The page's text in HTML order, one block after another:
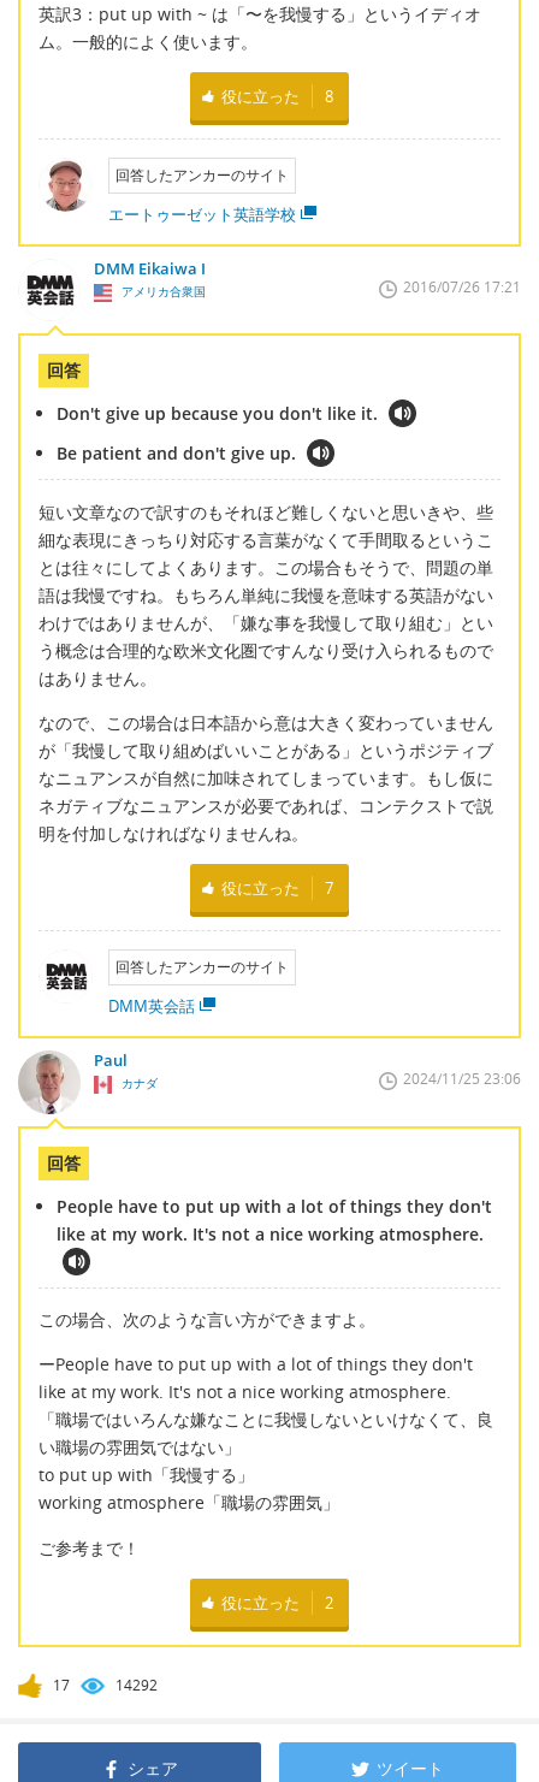
英訳3：put up with ~ は「〜を我慢する」というイディオ
ム。一般的によく使います。
役に立った 8
回答したアンカーのサイト
エートゥーゼット英語学校
DMM Eikaiwa I
アメリカ合衆国 2016/07/26 17:21
回答
Don't give up because you don't like it.
Be patient and don't give up.
短い文章なので訳すのもそれほど難しくないと思いきや、些
細な表現にきっちり対応する言葉がなくて手間取るというこ
とは往々にしてよくあります。この場合もそうで、問題の単
語は我慢ですね。もちろん単純に我慢を意味する英語がない
わけではありませんが、「嫌な事を我慢して取り組む」とい
う概念は合理的な欧米文化圏ですんなり受け入られるもので
はありません。
なので、この場合は日本語から意は大きく変わっていません
が「我慢して取り組めばいいことがある」というポジティブ
なニュアンスが自然に加味されてしまっています。もし仮に
ネガティブなニュアンスが必要であれば、コンテクストで説
明を付加しなければなりませんね。
役に立った 7
回答したアンカーのサイト
DMM英会話
Paul
カナダ 2024/11/25 23:06
回答
People have to put up with a lot of things they don't
like at my work. It's not a nice working atmosphere.
この場合、次のような言い方ができますよ。
ーPeople have to put up with a lot of things they don't
like at my work. It's not a nice working atmosphere.
「職場ではいろんな嫌なことに我慢しないといけなくて、良
い職場の雰囲気ではない」
to put up with「我慢する」
working atmosphere「職場の雰囲気」
ご参考まで！
役に立った 2
17 14292
シェア ツイート